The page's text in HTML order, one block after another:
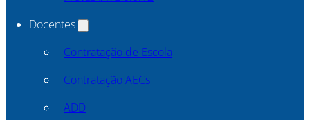
Docentes
Contratação de Escola
Contratação AECs
ADD